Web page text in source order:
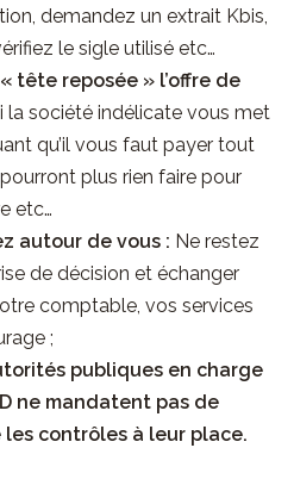
demandez un extrait Kbis,
le sigle utilisé etc…
tête reposée » l’offre de
la société indélicate vous met
qu’il vous faut payer tout
plus rien faire pour
etc…
autour de vous : Ne restez
de décision et échanger
comptable, vos services
;
publiques en charge
ne mandatent pas de
contrôles à leur place.